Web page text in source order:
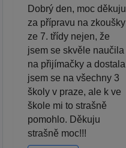
Dobrý den, moc děkuju
za přípravu na zkoušky
ze 7. třídy nejen, že
jsem se skvěle naučila
na přijímačky a dostala
jsem se na všechny 3
školy v praze, ale k ve
škole mi to strašně
pomohlo. Děkuju
strašně moc!!!